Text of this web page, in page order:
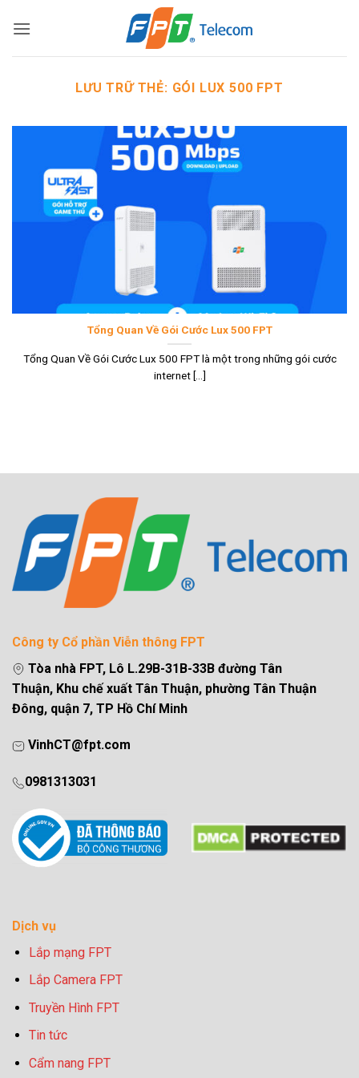
qua
LƯU TRỮ THẺ: GÓI LUX 500 FPT
Tổng Quan Về Gói Cước Lux 500 FPT
Tổng Quan Về Gói Cước Lux 500 FPT là một trong những gói cước
internet [...]
Công ty Cổ phần Viễn thông FPT
Tòa nhà FPT, Lô L.29B-31B-33B đường Tân
Thuận, Khu chế xuất Tân Thuận, phường Tân Thuận
Đông, quận 7, TP Hồ Chí Minh
VinhCT@fpt.com
0981313031
Dịch vụ
Lắp mạng FPT
Lắp Camera FPT
Truyền Hình FPT
Tin tức
Cẩm nang FPT